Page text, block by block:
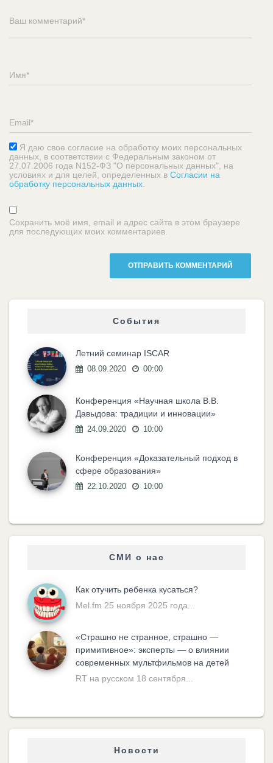
Я даю свое согласие на обработку моих персональных
данных, в соответствии с Федеральным законом от
27.07.2006 года N152-ФЗ "О персональных данных", на
условиях и для целей, определенных в Согласии на
обработку персональных данных.
Сохранить моё имя, email и адрес сайта в этом браузере
для последующих моих комментариев.
События
Летний семинар ISCAR
08.09.2020 00:00
Конференция «Научная школа В.В.
Давыдова: традиции и инновации»
24.09.2020 10:00
Конференция «Доказательный подход в
сфере образования»
22.10.2020 10:00
СМИ о нас
Как отучить ребенка кусаться?
Mel.fm 25 ноября 2025 года...
«Cтрашно не странное, страшно —
примитивное»: эксперты — о влиянии
современных мультфильмов на детей
RT на русском 18 сентября...
Новости